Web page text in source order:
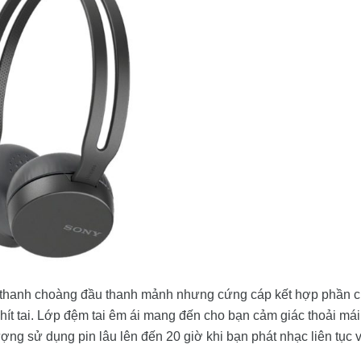
choàng đầu thanh mảnh nhưng cứng cáp kết hợp phần
tai. Lớp đệm tai êm ái mang đến cho bạn cảm giác thoải
sử dụng pin lâu lên đến 20 giờ khi bạn phát nhạc liên tục